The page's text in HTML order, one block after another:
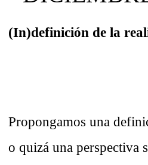
(In)definición de la
Propongamos una
o quizá una perspectiva